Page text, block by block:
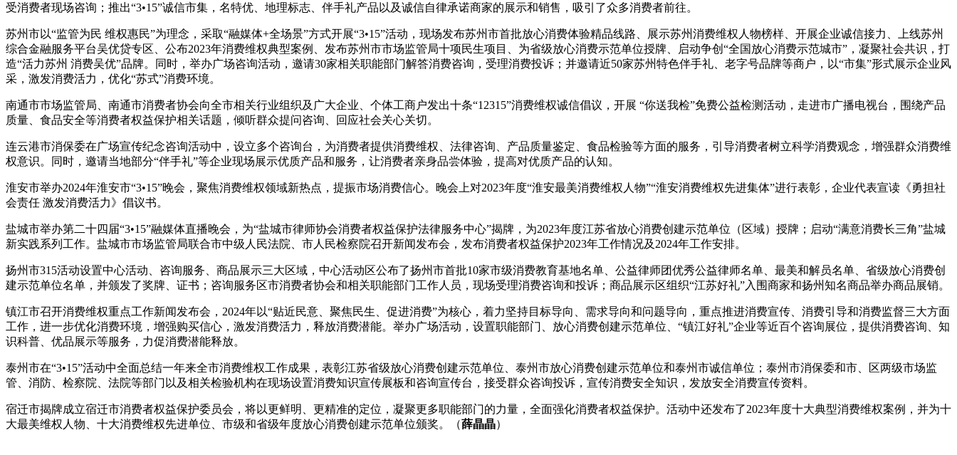
受消费者现场咨询；推出“3•15”诚信市集，名特优、地理标志、伴手礼产品以及诚信自律承诺商家的展示和销售，吸引了众多消费者前往。
苏州市以“监管为民 维权惠民”为理念，采取“融媒体+全场景”方式开展“3•15”活动，现场发布苏州市首批放心消费体验精品线路、展示苏州消费维权人物榜样、开展企业诚信接力、上线苏州
综合金融服务平台吴优贷专区、公布2023年消费维权典型案例、发布苏州市市场监管局十项民生项目、为省级放心消费示范单位授牌、启动争创“全国放心消费示范城市”，凝聚社会共识，打
造“活力苏州 消费吴优”品牌。同时，举办广场咨询活动，邀请30家相关职能部门解答消费咨询，受理消费投诉；并邀请近50家苏州特色伴手礼、老字号品牌等商户，以“市集”形式展示企业风
采，激发消费活力，优化“苏式”消费环境。
南通市市场监管局、南通市消费者协会向全市相关行业组织及广大企业、个体工商户发出十条“12315”消费维权诚信倡议，开展 “你送我检”免费公益检测活动，走进市广播电视台，围绕产品
质量、食品安全等消费者权益保护相关话题，倾听群众提问咨询、回应社会关心关切。
连云港市消保委在广场宣传纪念咨询活动中，设立多个咨询台，为消费者提供消费维权、法律咨询、产品质量鉴定、食品检验等方面的服务，引导消费者树立科学消费观念，增强群众消费维
权意识。同时，邀请当地部分“伴手礼”等企业现场展示优质产品和服务，让消费者亲身品尝体验，提高对优质产品的认知。
淮安市举办2024年淮安市“3•15”晚会，聚焦消费维权领域新热点，提振市场消费信心。晚会上对2023年度“淮安最美消费维权人物”“淮安消费维权先进集体”进行表彰，企业代表宣读《勇担社
会责任 激发消费活力》倡议书。
盐城市举办第二十四届“3•15”融媒体直播晚会，为“盐城市律师协会消费者权益保护法律服务中心”揭牌，为2023年度江苏省放心消费创建示范单位（区域）授牌；启动“满意消费长三角”盐城
新实践系列工作。盐城市市场监管局联合市中级人民法院、市人民检察院召开新闻发布会，发布消费者权益保护2023年工作情况及2024年工作安排。
扬州市315活动设置中心活动、咨询服务、商品展示三大区域，中心活动区公布了扬州市首批10家市级消费教育基地名单、公益律师团优秀公益律师名单、最美和解员名单、省级放心消费创
建示范单位名单，并颁发了奖牌、证书；咨询服务区市消费者协会和相关职能部门工作人员，现场受理消费咨询和投诉；商品展示区组织“江苏好礼”入围商家和扬州知名商品举办商品展销。
镇江市召开消费维权重点工作新闻发布会，2024年以“贴近民意、聚焦民生、促进消费”为核心，着力坚持目标导向、需求导向和问题导向，重点推进消费宣传、消费引导和消费监督三大方面
工作，进一步优化消费环境，增强购买信心，激发消费活力，释放消费潜能。举办广场活动，设置职能部门、放心消费创建示范单位、“镇江好礼”企业等近百个咨询展位，提供消费咨询、知
识科普、优品展示等服务，力促消费潜能释放。
泰州市在“3•15”活动中全面总结一年来全市消费维权工作成果，表彰江苏省级放心消费创建示范单位、泰州市放心消费创建示范单位和泰州市诚信单位；泰州市消保委和市、区两级市场监
管、消防、检察院、法院等部门以及相关检验机构在现场设置消费知识宣传展板和咨询宣传台，接受群众咨询投诉，宣传消费安全知识，发放安全消费宣传资料。
宿迁市揭牌成立宿迁市消费者权益保护委员会，将以更鲜明、更精准的定位，凝聚更多职能部门的力量，全面强化消费者权益保护。活动中还发布了2023年度十大典型消费维权案例，并为十
大最美维权人物、十大消费维权先进单位、市级和省级年度放心消费创建示范单位颁奖。（薛晶晶）